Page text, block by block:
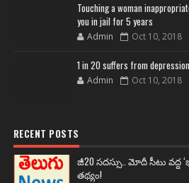
Touching a woman
you in jail for 5 years
Admin Oct 10, 2018
1 in 20 suffers from
Admin Oct 10, 2018
RECENT POSTS
జీ20 సదస్సు.. మోదీ సీటు వద్ద
తథ్యం!